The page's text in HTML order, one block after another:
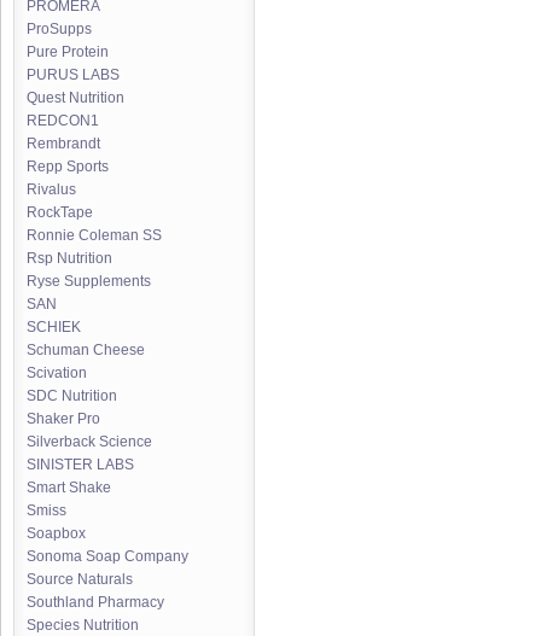
PROMERA
ProSupps
Pure Protein
PURUS LABS
Quest Nutrition
REDCON1
Rembrandt
Repp Sports
Rivalus
RockTape
Ronnie Coleman SS
Rsp Nutrition
Ryse Supplements
SAN
SCHIEK
Schuman Cheese
Scivation
SDC Nutrition
Shaker Pro
Silverback Science
SINISTER LABS
Smart Shake
Smiss
Soapbox
Sonoma Soap Company
Source Naturals
Southland Pharmacy
Species Nutrition